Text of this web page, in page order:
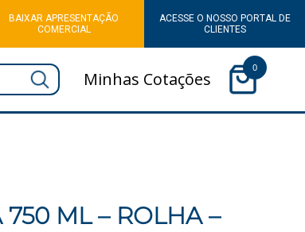
BAIXAR APRESENTAÇÃO
COMERCIAL
ACESSE O NOSSO PORTAL DE
CLIENTES
Minhas Cotações
0
ML – ROLHA –